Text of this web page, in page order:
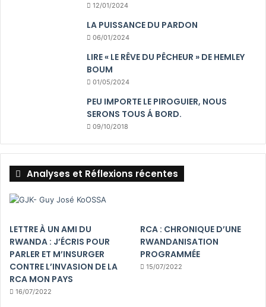
12/01/2024
LA PUISSANCE DU PARDON
06/01/2024
LIRE « LE RÊVE DU PÊCHEUR » DE HEMLEY
BOUM
01/05/2024
PEU IMPORTE LE PIROGUIER, NOUS
SERONS TOUS Á BORD.
09/10/2018
Analyses et Réflexions récentes
LETTRE À UN AMI DU
RWANDA : J’ÉCRIS POUR
PARLER ET M’INSURGER
CONTRE L’INVASION DE LA
RCA MON PAYS
16/07/2022
RCA : CHRONIQUE D’UNE
RWANDANISATION
PROGRAMMÉE
15/07/2022